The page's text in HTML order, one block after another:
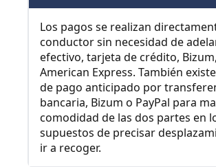
Los pagos se realizan
conductor sin necesidad de
efectivo, tarjeta de crédito,
American Express. También
de pago anticipado por
bancaria, Bizum o PayPal para
comodidad de las dos partes en
supuestos de precisar
ir a recoger.